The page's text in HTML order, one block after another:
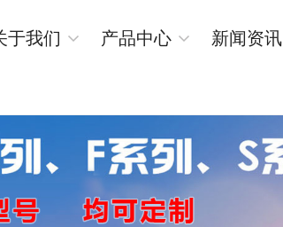
于我们 产品中心 新闻资讯